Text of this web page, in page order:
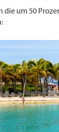
um 50